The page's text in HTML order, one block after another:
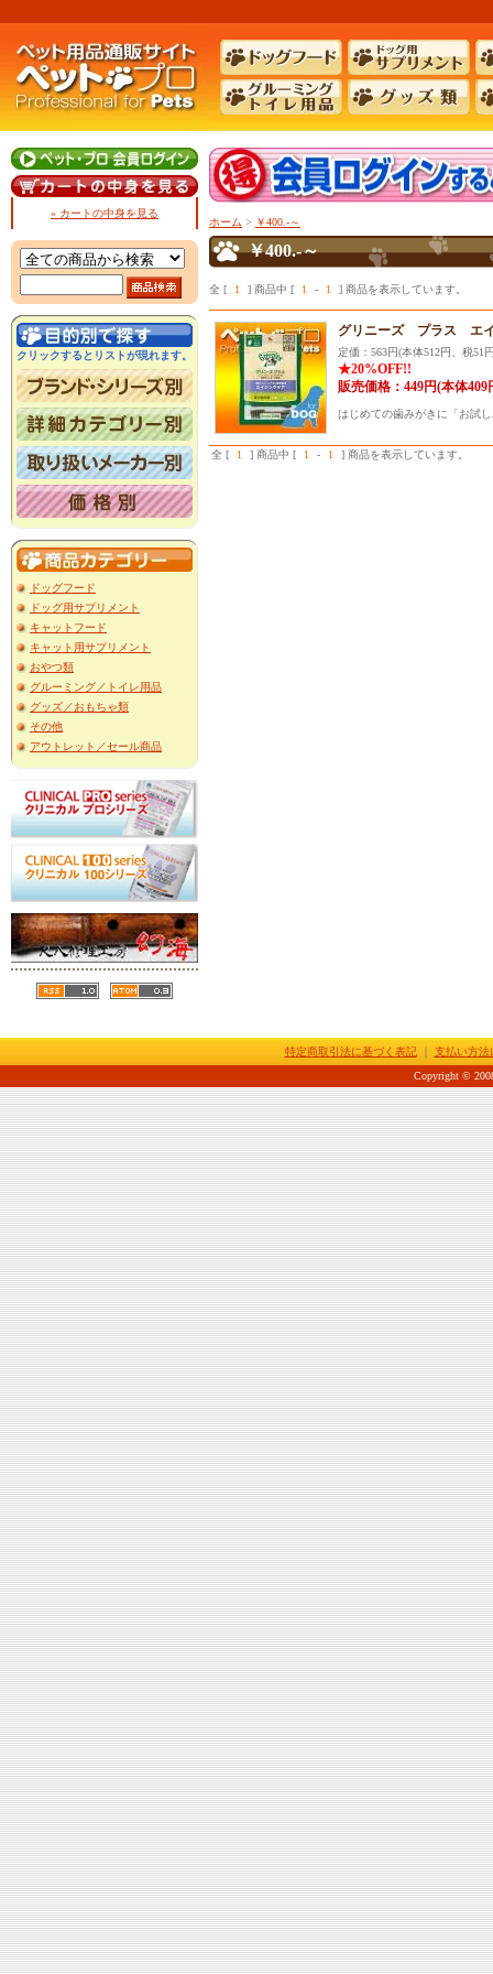
» カートの中身を見る
クリックするとリストが現れます。
ドッグフード
ドッグ用サプリメント
キャットフード
キャット用サプリメント
おやつ類
グルーミング／トイレ用品
グッズ／おもちゃ類
その他
アウトレット／セール商品
ホーム > ￥400.-～
￥400.-～
全 [ 1 ] 商品中 [ 1 - 1 ] 商品を表示しています。
グリニーズ プラス エ
定価：563円(本体512円、税51
★20%OFF!!
販売価格：449円(本体409
はじめての歯みがきに「お試
全 [ 1 ] 商品中 [ 1 - 1 ] 商品を表示しています。
特定商取引法に基づく表記｜ 支払い方法
Copyright ©